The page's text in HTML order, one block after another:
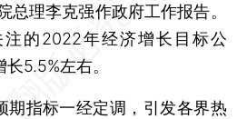
理李克强作政府工作报告。
的2022年经济增长目标公
5.5%左右。
指标一经定调，引发各界热